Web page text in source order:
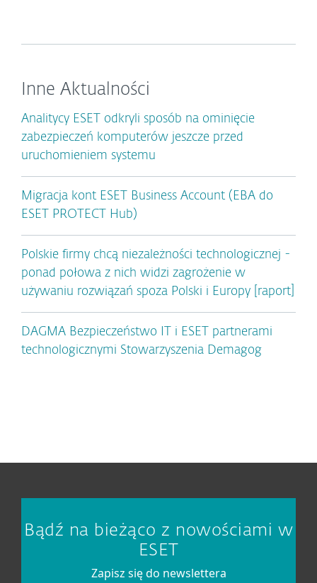
Inne Aktualności
Analitycy ESET odkryli sposób na ominięcie
zabezpieczeń komputerów jeszcze przed
uruchomieniem systemu
Migracja kont ESET Business Account (EBA do
ESET PROTECT Hub)
Polskie firmy chcą niezależności technologicznej -
ponad połowa z nich widzi zagrożenie w
używaniu rozwiązań spoza Polski i Europy [raport]
DAGMA Bezpieczeństwo IT i ESET partnerami
technologicznymi Stowarzyszenia Demagog